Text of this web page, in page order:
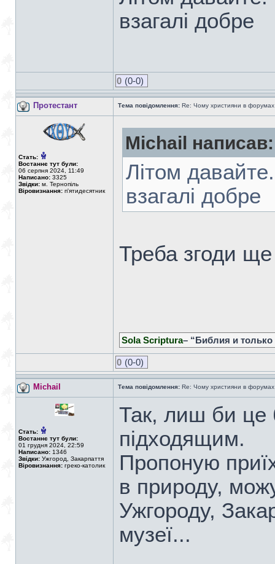
взагалі добре
0 (0-0)
Протестант Тема повідомлення: Re: Чому християни в форумах
Стать:
Востаннє тут були:
06 серпня 2024, 11:49
Написано: 3325
Звідки: м. Тернопіль
Віровизнання: п'ятидесятник
Michail написав:
Літом
взагалі добре
Треба згоди
Sola Scriptura– “Библия и
0 (0-0)
Michail Тема повідомлення: Re: Чому християни в форумах
Стать:
Востаннє тут були:
01 грудня 2024, 22:59
Написано: 1346
Звідки: Ужгород, Закарпаття
Віровизнання: греко-католик
Так, лиш би це
підходящим.
Пропоную
в природу,
Ужгороду,
музеї...